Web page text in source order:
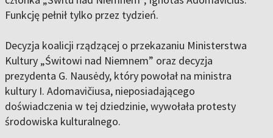
Funkcję pełnił tylko przez tydzień.
Decyzja koalicji rządzącej o przekazaniu Ministerstwa
Kultury „Świtowi nad Niemnem” oraz decyzja
prezydenta G. Nausėdy, który powołał na ministra
kultury I. Adomavičiusa, nieposiadającego
doświadczenia w tej dziedzinie, wywołała protesty
środowiska kulturalnego.